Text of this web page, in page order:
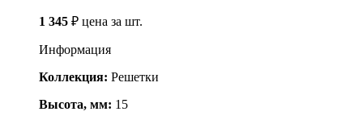
1 345 ₽ цена за шт.
Информация
Коллекция: Решетки
Высота, мм: 15